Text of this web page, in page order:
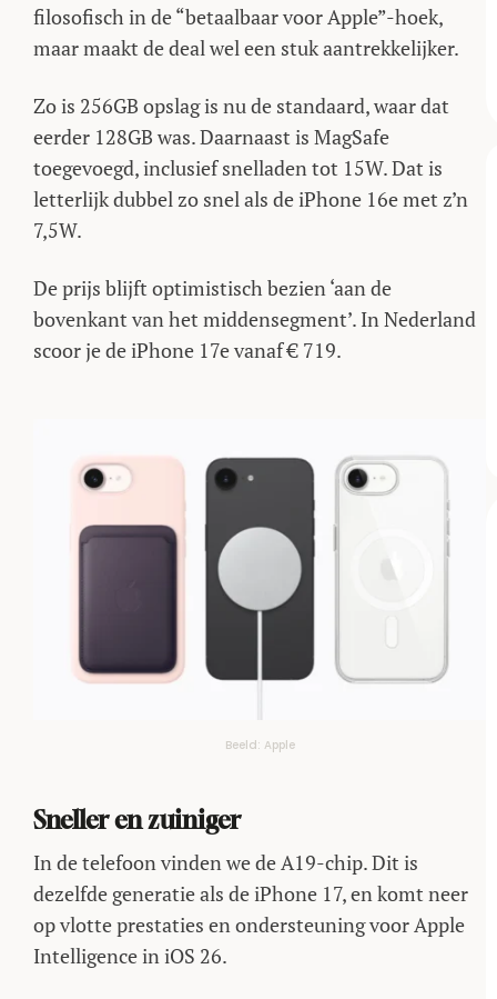
filosofisch in de “betaalbaar voor Apple”-hoek,
maar maakt de deal wel een stuk aantrekkelijker.
Zo is 256GB opslag is nu de standaard, waar dat
eerder 128GB was. Daarnaast is MagSafe
toegevoegd, inclusief snelladen tot 15W. Dat is
letterlijk dubbel zo snel als de iPhone 16e met z’n
7,5W.
De prijs blijft optimistisch bezien ‘aan de
bovenkant van het middensegment’. In Nederland
scoor je de iPhone 17e vanaf € 719.
Beeld: Apple
Sneller en zuiniger
In de telefoon vinden we de A19-chip. Dit is
dezelfde generatie als de iPhone 17, en komt neer
op vlotte prestaties en ondersteuning voor Apple
Intelligence in iOS 26.